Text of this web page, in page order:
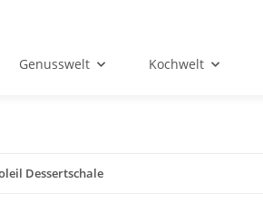
Genusswelt Kochwelt
Dessertschale